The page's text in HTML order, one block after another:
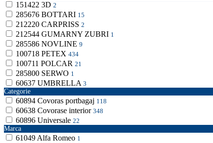
151422 3D 2
285676 BOTTARI 15
212220 CARPRISS 2
212544 GUMARNY ZUBRI 1
285586 NOVLINE 9
100718 PETEX 434
100711 POLCAR 21
285800 SERWO 1
60637 UMBRELLA 3
Categorie
60894 Covoras portbagaj 118
60638 Covorase interior 348
60896 Universale 22
Marca
61049Alfa Romeo 1